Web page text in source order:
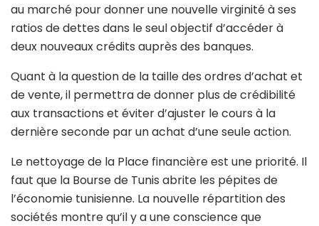
au marché pour donner une nouvelle virginité à ses
ratios de dettes dans le seul objectif d’accéder à
deux nouveaux crédits auprès des banques.
Quant à la question de la taille des ordres d’achat et
de vente, il permettra de donner plus de crédibilité
aux transactions et éviter d’ajuster le cours à la
dernière seconde par un achat d’une seule action.
Le nettoyage de la Place financière est une priorité. Il
faut que la Bourse de Tunis abrite les pépites de
l’économie tunisienne. La nouvelle répartition des
sociétés montre qu’il y a une conscience que